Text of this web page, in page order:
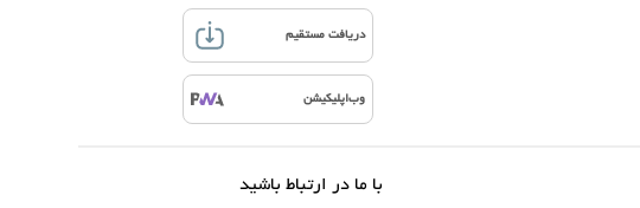
دریافت مستقیم
وب‌اپلیکیشن
با ما در ارتباط باشید